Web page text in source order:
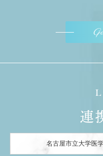
連
名古屋市立大学医